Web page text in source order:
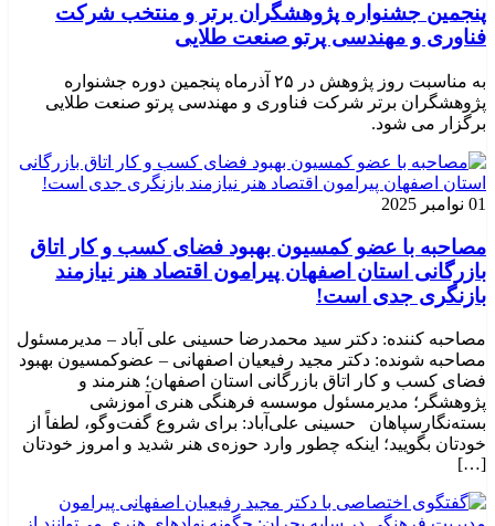
پنجمین جشنواره پژوهشگران برتر و منتخب شرکت
فناوری و مهندسی پرتو صنعت طلایی
به مناسبت روز پژوهش در ۲۵ آذرماه پنجمین دوره جشنواره
پژوهشگران برتر شرکت فناوری و مهندسی پرتو صنعت طلایی
برگزار می شود.
01 نوامبر 2025
مصاحبه با عضو کمسیون بهبود فضای کسب و کار اتاق
بازرگانی استان اصفهان پیرامون اقتصاد هنر نیازمند
بازنگری جدی است!
مصاحبه کننده: دکتر سید محمدرضا حسینی علی آباد – مدیرمسئول
مصاحبه شونده: دکتر مجید رفیعیان اصفهانی – عضوکمسیون بهبود
فضای کسب و کار اتاق بازرگانی استان اصفهان؛ هنرمند و
پژوهشگر؛ ‌مدیرمسئول موسسه فرهنگی هنری آموزشی
بسته‌نگارسپاهان حسینی علی‌آباد: برای شروع گفت‌وگو، لطفاً از
خودتان بگویید؛ اینکه چطور وارد حوزه‌ی هنر شدید و امروز خودتان
[…]